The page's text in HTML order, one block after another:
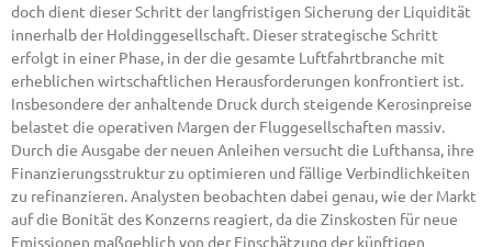
doch dient dieser Schritt der langfristigen Sicherung der Liquidität
innerhalb der Holdinggesellschaft. Dieser strategische Schritt
erfolgt in einer Phase, in der die gesamte Luftfahrtbranche mit
erheblichen wirtschaftlichen Herausforderungen konfrontiert ist.
Insbesondere der anhaltende Druck durch steigende Kerosinpreise
belastet die operativen Margen der Fluggesellschaften massiv.
Durch die Ausgabe der neuen Anleihen versucht die Lufthansa, ihre
Finanzierungsstruktur zu optimieren und fällige Verbindlichkeiten
zu refinanzieren. Analysten beobachten dabei genau, wie der Markt
auf die Bonität des Konzerns reagiert, da die Zinskosten für neue
Emissionen maßgeblich von der Einschätzung der künftigen